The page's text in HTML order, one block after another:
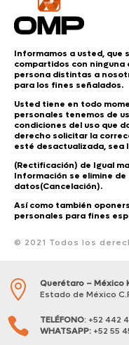
Informamos a usted, que
compartidos con ninguna
persona distintas a
para los fines señalados.
Usted tiene en todo
personales tenemos de
condiciones del uso que
derecho solicitar la
esté desactualizada, sea
(Rectificación) de Igual
Información se elimine
datos(Cancelación).
Así como también
personales para fines
© 2021 Todos los

Querétaro – México
Estado de México
 TELÉFONO: +52 442
WHATSAPP:+52 55